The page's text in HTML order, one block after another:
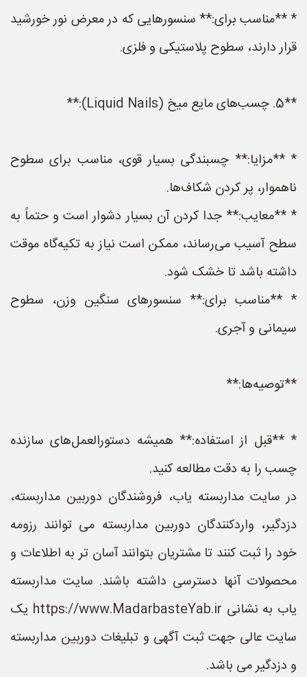
* **مناسب برای:** سنسورهایی که در معرض نور خورشید
قرار دارند، سطوح پلاستیکی و فلزی.
**5. چسب‌های مایع میخ (Liquid Nails):**
* **مزایا:** چسبندگی بسیار قوی، مناسب برای سطوح
ناهموار، پر کردن شکاف‌ها.
* **معایب:** جدا کردن آن بسیار دشوار است و حتماً به
سطح آسیب می‌رساند، ممکن است نیاز به تکیه‌گاه موقت
داشته باشد تا خشک شود.
* **مناسب برای:** سنسورهای سنگین وزن، سطوح
سیمانی و آجری.
**توصیه‌ها:**
* **قبل از استفاده:** همیشه دستورالعمل‌های سازنده
چسب را به دقت مطالعه کنید.
در سایت مداربسته یاب، فروشندگان دوربین مداربسته،
دزدگیر، واردکنندگان دوربین مداربسته می توانند رزومه
خود را ثبت کنند تا مشتریان بتوانند آسان تر به اطلاعات و
محصولات آنها دسترسی داشته باشند. سایت مداربسته
یاب به نشانی https://www.MadarbasteYab.ir یک
سایت عالی جهت ثبت آگهی و تبلیغات دوربین مداربسته
و دزدگیر می باشد.